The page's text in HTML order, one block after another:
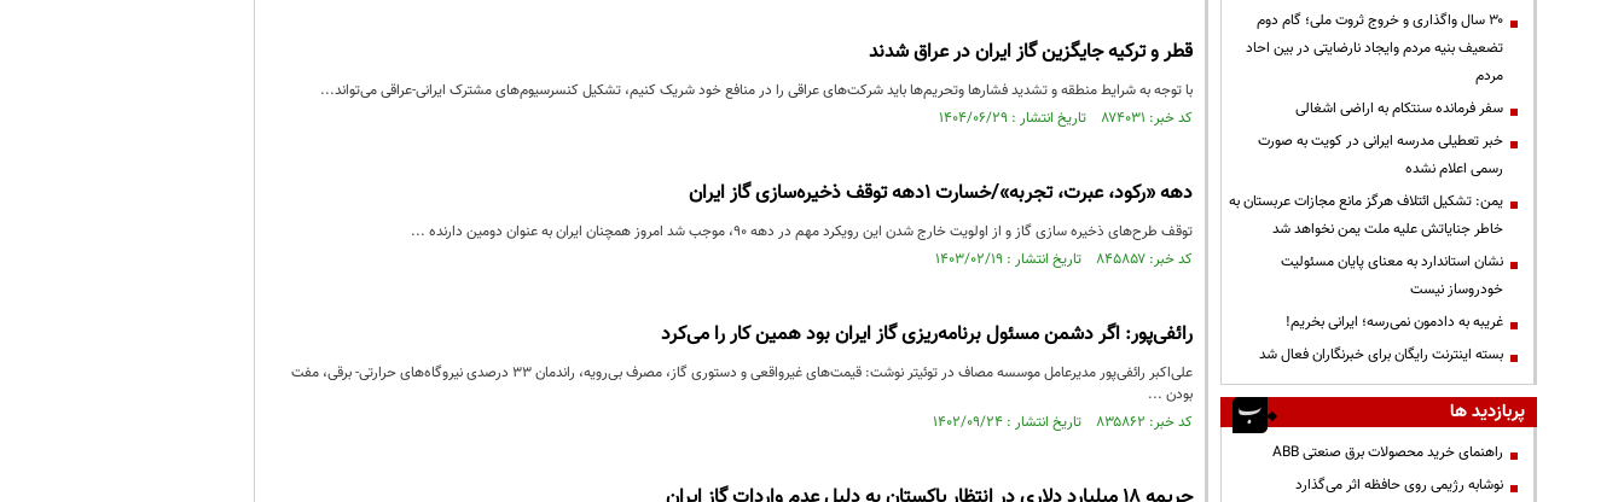
قطر و ترکیه جایگزین گاز ایران در عراق شدند
با توجه به شرایط منطقه و تشدید فشار‌ها وتحریم‌ها باید شرکت‌های عراقی را در منافع خود شریک کنیم، تشکیل کنسرسیوم‌های مشترک ایرانی-عراقی می‌تواند...
کد خبر: ۸۷۴۰۳۱ تاریخ انتشار : ۱۴۰۴/۰۶/۲۹
دهه «رکود، عبرت، تجربه»/خسارت ۱دهه توقف ذخیره‌سازی گاز ایران
توقف طرح‌های ذخیره سازی گاز و از اولویت خارج شدن این رویکرد مهم در دهه ۹۰، موجب شد امروز همچنان ایران به عنوان دومین دارنده ...
کد خبر: ۸۴۵۸۵۷ تاریخ انتشار : ۱۴۰۳/۰۲/۱۹
رائفی‌پور: اگر دشمن مسئول برنامه‌ریزی گاز ایران بود همین کار را می‌کرد
علی‌اکبر رائفی‌پور مدیرعامل موسسه مصاف در توئیتر نوشت: قیمت‌های غیرواقعی و دستوری گاز، مصرف بی‌رویه، راندمان ۳۳ درصدی نیروگاه‌های حرارتی- برقی، مفت
بودن ...
کد خبر: ۸۳۵۸۶۲ تاریخ انتشار : ۱۴۰۲/۰۹/۲۴
۳۰ سال واگذاری و خروج ثروت ملی؛ گام دوم
تضعیف بنیه مردم وایجاد نارضایتی در بین احاد
مردم
سفر فرمانده سنتکام به اراضی اشغالی
خبر تعطیلی مدرسه ایرانی در کویت به صورت
رسمی اعلام نشده
یمن: تشکیل ائتلاف هرگز مانع مجازات عربستان به
خاطر جنایاتش علیه ملت یمن نخواهد شد
نشان استاندارد به معنای پایان مسئولیت
خودروساز نیست
غریبه به دادمون نمی‌رسه؛ ایرانی بخریم!
بسته اینترنت رایگان برای خبرنگاران فعال شد
پربازدید ها
راهنمای خرید محصولات برق صنعتی ABB
نوشابه رژیمی روی حافظه اثر می‌گذارد